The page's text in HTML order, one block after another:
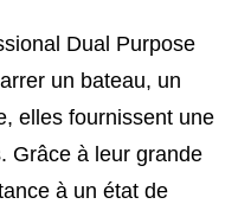
Dual Purpose
un bateau, un
elles fournissent une
Grâce à leur grande
à un état de